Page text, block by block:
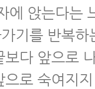
에 앉는다는
기를 반복하
보다 앞으로
로 숙여지